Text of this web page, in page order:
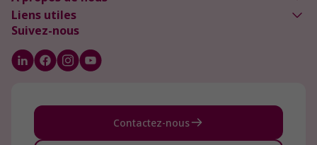
Liens utiles
Suivez-nous
Contactez-nous